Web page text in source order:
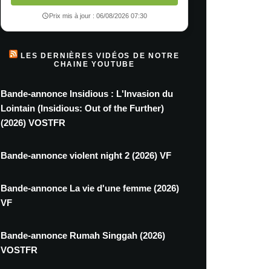
Prix mis à jour : 06/08/2026 07:30
LES DERNIÈRES VIDÉOS DE NOTRE
CHAINE YOUTUBE
Bande-annonce Insidious : L'Invasion du
Lointain (Insidious: Out of the Further)
(2026) VOSTFR
Bande-annonce violent night 2 (2026) VF
Bande-annonce La vie d'une femme (2026)
VF
Bande-annonce Rumah Singgah (2026)
VOSTFR